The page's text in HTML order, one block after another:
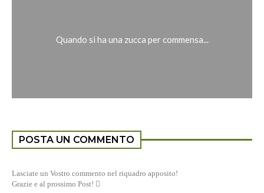
Quando si ha una zucca per commensa...
POSTA UN COMMENTO
Lasciate un Vostro commento nel riquadro apposito!
Grazie e al prossimo Post! 